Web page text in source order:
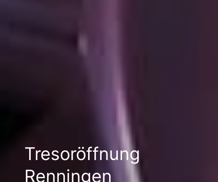
Tresoröffnung
Renningen